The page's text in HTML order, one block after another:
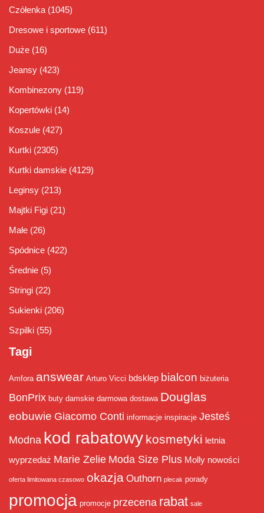
Czółenka (1045)
Dresowe i sportowe (611)
Duże (16)
Jeansy (423)
Kombinezony (119)
Kopertówki (14)
Koszule (427)
Kurtki (2305)
Kurtki damskie (4129)
Leginsy (213)
Majtki Figi (21)
Małe (26)
Spódnice (422)
Średnie (5)
Stringi (22)
Sukienki (206)
Szpilki (55)
Tagi
Amfora answear Arturo Vicci bdsklep bialcon biżuteria
BonPrix buty damskie darmowa dostawa Douglas
eobuwie Giacomo Conti informacje inspiracje Jesteś
Modna kod rabatowy kosmetyki letnia
wyprzedaż Marie Zelie Moda Size Plus Molly nowości
oferta limitowana czasowo okazja Outhorn plecak porady
promocja promocje przecena rabat sale